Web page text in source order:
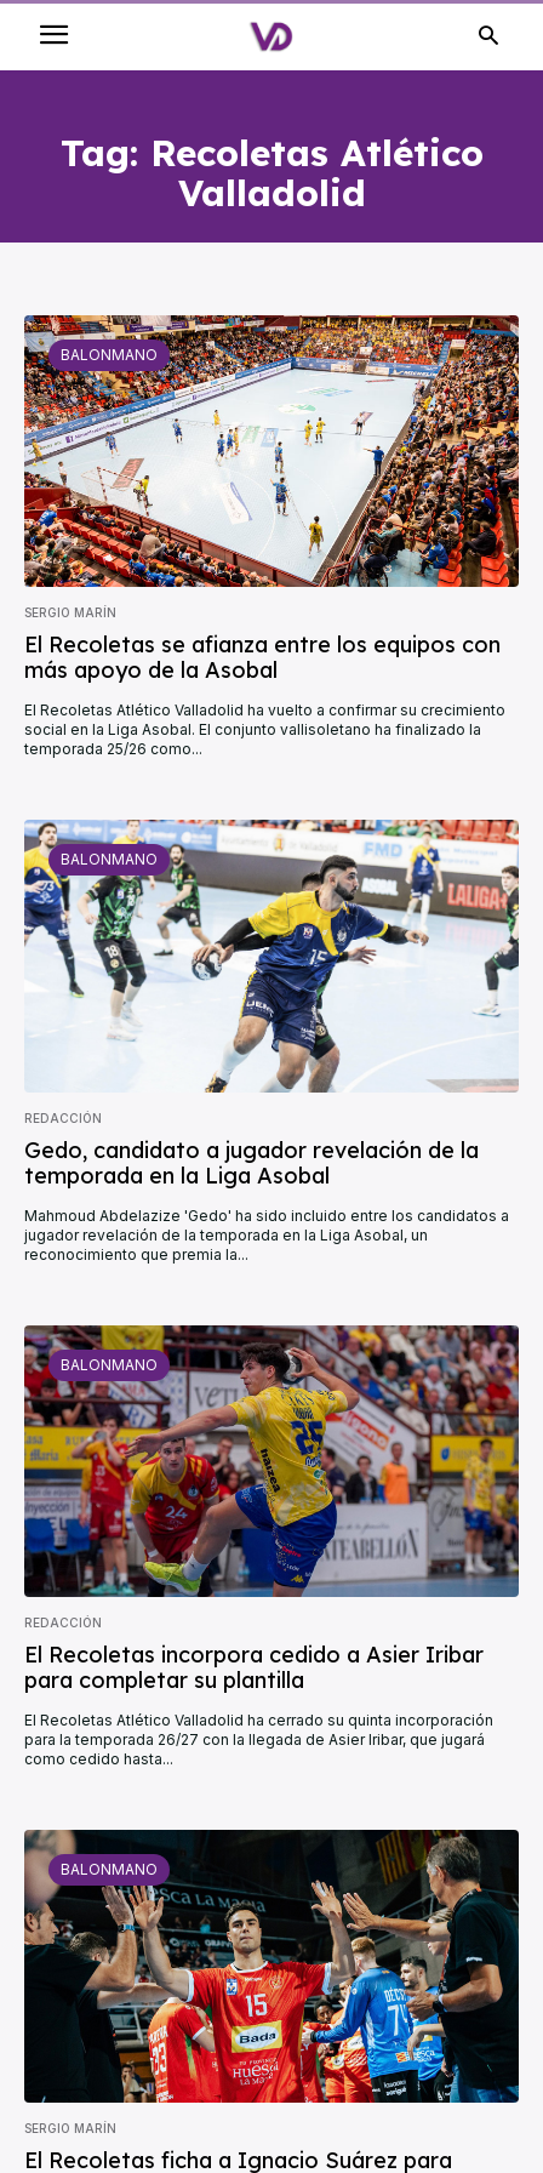
Tag: Recoletas Atlético
Valladolid
BALONMANO
SERGIO MARÍN
El Recoletas se afianza entre los equipos con
más apoyo de la Asobal
El Recoletas Atlético Valladolid ha vuelto a confirmar su crecimiento
social en la Liga Asobal. El conjunto vallisoletano ha finalizado la
temporada 25/26 como...
BALONMANO
REDACCIÓN
Gedo, candidato a jugador revelación de la
temporada en la Liga Asobal
Mahmoud Abdelazize 'Gedo' ha sido incluido entre los candidatos a
jugador revelación de la temporada en la Liga Asobal, un
reconocimiento que premia la...
BALONMANO
REDACCIÓN
El Recoletas incorpora cedido a Asier Iribar
para completar su plantilla
El Recoletas Atlético Valladolid ha cerrado su quinta incorporación
para la temporada 26/27 con la llegada de Asier Iribar, que jugará
como cedido hasta...
BALONMANO
SERGIO MARÍN
El Recoletas ficha a Ignacio Suárez para